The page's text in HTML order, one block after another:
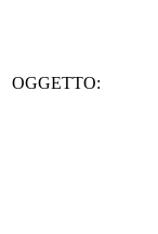
OGGETTO: